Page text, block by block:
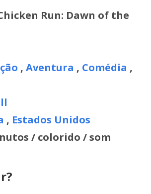
Run: Dawn of the
, Aventura , Comédia ,
, Estados Unidos
/ colorido / som